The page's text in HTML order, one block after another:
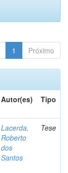
1 Próximo
Autor(es) Tipo
Lacerda,
Roberto
dos
Santos
Tese